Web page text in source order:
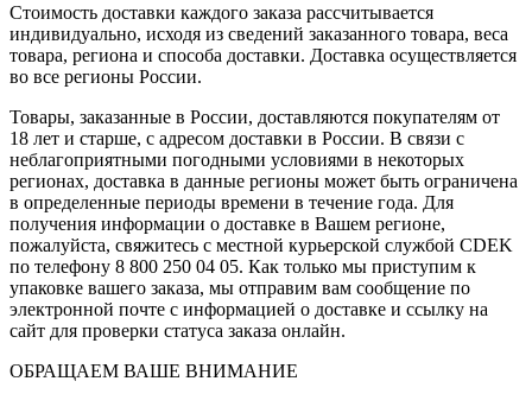
Стоимость доставки каждого заказа рассчитывается
индивидуально, исходя из сведений заказанного товара, веса
товара, региона и способа доставки. Доставка осуществляется
во все регионы России.
Товары, заказанные в России, доставляются покупателям от
18 лет и старше, с адресом доставки в России. В связи с
неблагоприятными погодными условиями в некоторых
регионах, доставка в данные регионы может быть ограничена
в определенные периоды времени в течение года. Для
получения информации о доставке в Вашем регионе,
пожалуйста, свяжитесь с местной курьерской службой CDEK
по телефону 8 800 250 04 05. Как только мы приступим к
упаковке вашего заказа, мы отправим вам сообщение по
электронной почте с информацией о доставке и ссылку на
сайт для проверки статуса заказа онлайн.
ОБРАЩАЕМ ВАШЕ ВНИМАНИЕ